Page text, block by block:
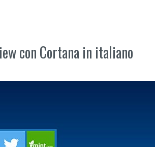
con Cortana in italiano